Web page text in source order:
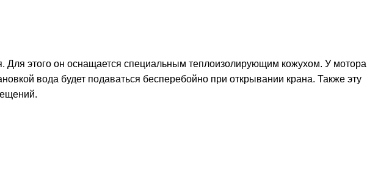
Для этого он оснащается специальным теплоизолирующим кожухом. У мотора
вода будет подаваться бесперебойно при открывании крана. Также эту